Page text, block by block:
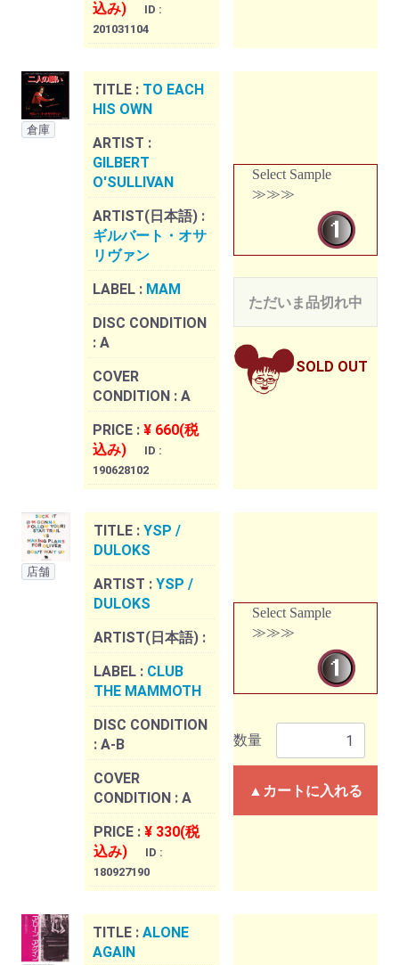
込み)
ID :
201031104
倉庫
TITLE : TO EACH
HIS OWN
ARTIST :
GILBERT
O'SULLIVAN
ARTIST(日本語) :
ギルバート・オサ
リヴァン
LABEL : MAM
DISC CONDITION
: A
COVER
CONDITION : A
PRICE : ¥ 660(税
込み)
ID :
190628102
Select Sample
≫≫≫
ただいま品切れ中
SOLD OUT
店舗
TITLE : YSP /
DULOKS
ARTIST : YSP /
DULOKS
ARTIST(日本語) :
LABEL : CLUB
THE MAMMOTH
DISC CONDITION
: A-B
COVER
CONDITION : A
PRICE : ¥ 330(税
込み)
ID :
180927190
Select Sample
≫≫≫
数量
▲カートに入れる
TITLE : ALONE
AGAIN